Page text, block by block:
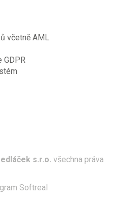
včetně AML
GDPR
s.r.o. všechna práva
Softreal